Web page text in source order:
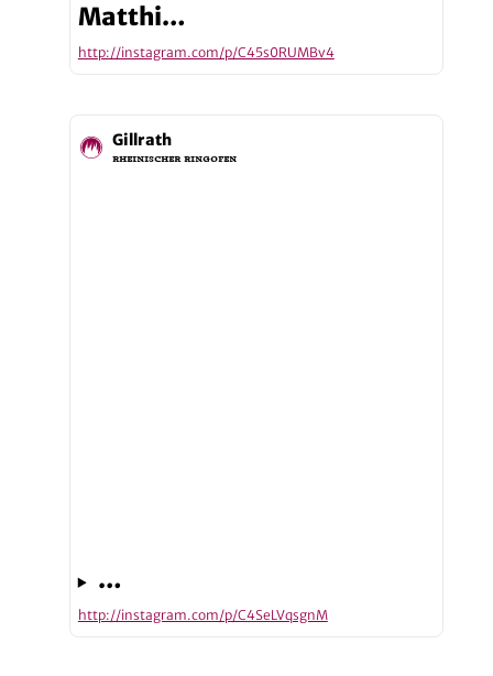
Matthi…
http://instagram.com/p/C45s0RUMBv4
…
http://instagram.com/p/C4SeLVqsgnM